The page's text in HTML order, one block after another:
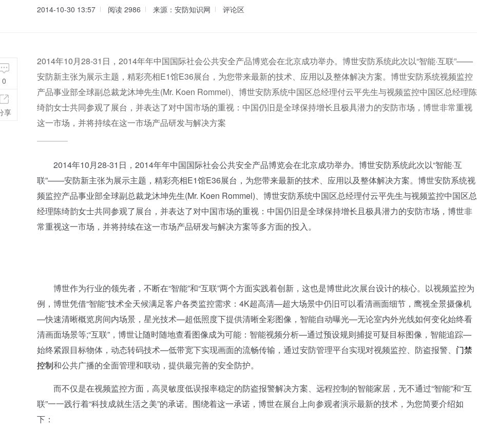
2014-10-30 13:57 阅读 2986 来源：安防知识网 评论区
2014年10月28-31日，2014年年中国国际社会公共安全产品博览会在北京成功举办。博世安防系统此次以“智能·互联”——
安防新主张为展示主题，精彩亮相E1馆E36展台，为您带来最新的技术、应用以及整体解决方案。博世安防系统视频监控
产品事业部全球副总裁龙沐坤先生(Mr. Koen Rommel)、博世安防系统中国区总经理付云平先生与视频监控中国区总经理陈
绮韵女士共同参观了展台，并表达了对中国市场的重视：中国仍旧是全球保持增长且极具潜力的安防市场，博世非常重视
这一市场，并将持续在这一市场产品研发与解决方案
2014年10月28-31日，2014年年中国国际社会公共安全产品博览会在北京成功举办。博世安防系统此次以“智能·互
联”——安防新主张为展示主题，精彩亮相E1馆E36展台，为您带来最新的技术、应用以及整体解决方案。博世安防系统视
频监控产品事业部全球副总裁龙沐坤先生(Mr. Koen Rommel)、博世安防系统中国区总经理付云平先生与视频监控中国区总
经理陈绮韵女士共同参观了展台，并表达了对中国市场的重视：中国仍旧是全球保持增长且极具潜力的安防市场，博世非
常重视这一市场，并将持续在这一市场产品研发与解决方案等多方面的投入。
博世作为行业的领先者，不断在“智能”和“互联”两个方面实践着创新，这也是博世此次展台设计的核心。以视频监控为
例，博世凭借“智能”技术全天候满足客户各类监控需求：4K超高清—超大场景中仍旧可以看清画面细节，鹰视全景摄像机
—快速清晰概览房间内场景，星光技术—超低照度下提供清晰全彩图像，智能自动曝光—无论室内外光线如何变化始终看
清画面场景等;“互联”，博世让随时随地查看图像成为可能：智能视频分析—通过预设规则捕捉可疑目标图像，智能追踪—
始终紧跟目标物体，动态转码技术—低带宽下实现画面的流畅传输，通过安防管理平台实现对视频监控、防盗报警、 门禁
控制和公共广播的全面管理和联动，提供最完善的安全防护。
而不仅是在视频监控方面，高灵敏度低误报率稳定的防盗报警解决方案、远程控制的智能家居，无不通过“智能”和“互
联”一一践行着“科技成就生活之美”的承诺。围绕着这一承诺，博世在展台上向参观者演示最新的技术，为您简要介绍如
下：
0
享